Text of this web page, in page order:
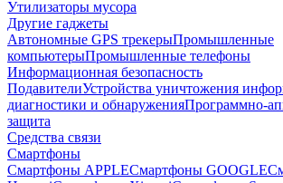
Утилизаторы мусора
Другие гаджеты
Автономные GPS трекерыПромышленные
компьютерыПромышленные телефоны
Информационная безопасность
ПодавителиУстройства уничтожения
диагностики и обнаруженияПрограммно-
защита
Средства связи
Смартфоны
Смартфоны APPLEСмартфоны GOOGLE